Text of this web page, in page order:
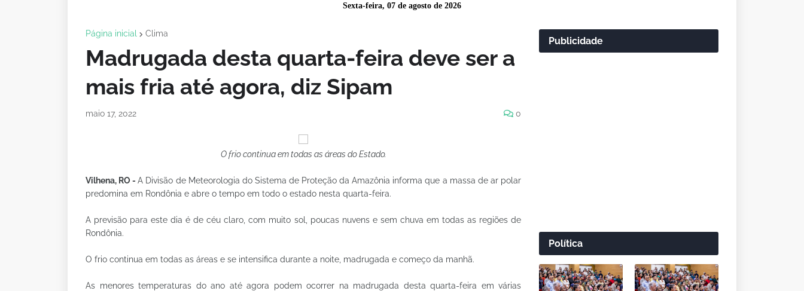
Sexta-feira, 07 de agosto de 2026
Página inicial Clima
Madrugada desta quarta-feira deve ser a
mais fria até agora, diz Sipam
maio 17, 2022 0
O frio continua em todas as áreas do Estado.
Vilhena, RO -A Divisão de Meteorologia do Sistema de Proteção da Amazônia informa que a massa de ar polar
predomina em Rondônia e abre o tempo em todo o estado nesta quarta-feira.
A previsão para este dia é de céu claro, com muito sol, poucas nuvens e sem chuva em todas as regiões de
Rondônia.
O frio continua em todas as áreas e se intensifica durante a noite, madrugada e começo da manhã.
As menores temperaturas do ano até agora podem ocorrer na madrugada desta quarta-feira em várias
Publicidade
Política